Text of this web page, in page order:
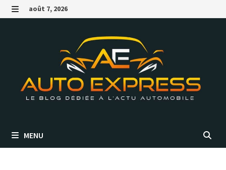
Passer
au MENU
août 7, 2026
MENU